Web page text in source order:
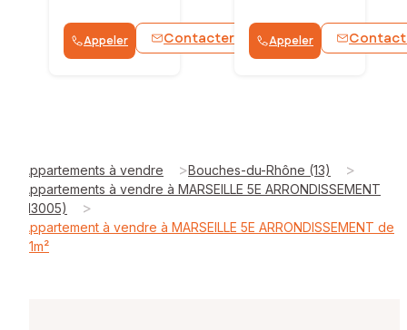
Appeler Contacter WhatsApp
Appeler
Appartements à vendre >Bouches-du-Rhône (13) >
Appartements à vendre à MARSEILLE 5E ARRONDISSEMENT
(13005)
>
Appartement à vendre à MARSEILLE 5E ARRONDISSEMENT de
31m²